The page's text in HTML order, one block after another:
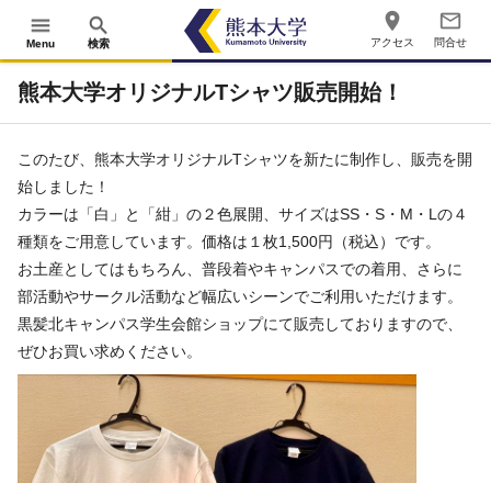
menu
Menu
search
検索
place
アクセス
mail_outline
問合せ
熊本大学オリジナルTシャツ販売開始！
このたび、熊本大学オリジナルTシャツを新たに制作し、販売を開
始しました！
カラーは「白」と「紺」の２色展開、サイズはSS・S・M・Lの４
種類をご用意しています。価格は１枚1,500円（税込）です。
お土産としてはもちろん、普段着やキャンパスでの着用、さらに
部活動やサークル活動など幅広いシーンでご利用いただけます。
黒髪北キャンパス学生会館ショップにて販売しておりますので、
ぜひお買い求めください。